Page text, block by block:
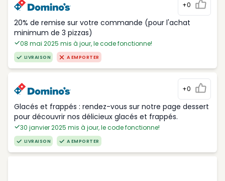
+0
20% de remise sur votre commande (pour l'achat
minimum de 3 pizzas)
08 mai 2025 mis à jour, le code fonctionne!
LIVRAISON A EMPORTER
+0
Glacés et frappés : rendez-vous sur notre page dessert
pour découvrir nos délicieux glacés et frappés.
30 janvier 2025 mis à jour, le code fonctionne!
LIVRAISON A EMPORTER